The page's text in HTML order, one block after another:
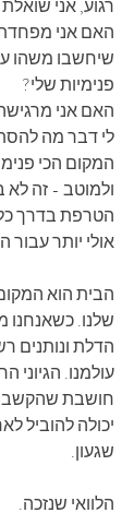
רגוע, אני
האם אני מפחדת
שיחשבו משהו
פנימיות שלי?
האם אני
לי דבר מה
המקום הכי
ולמוטב - זה
הטרפת בדרך
אולי יותר עבור
הבית הוא
שלנו.
הדלת ונותנים
עולמנו. הגיוני
חושבת שהקשבה
יכולה להוביל
שגעון.
הלוואי שנזכה.